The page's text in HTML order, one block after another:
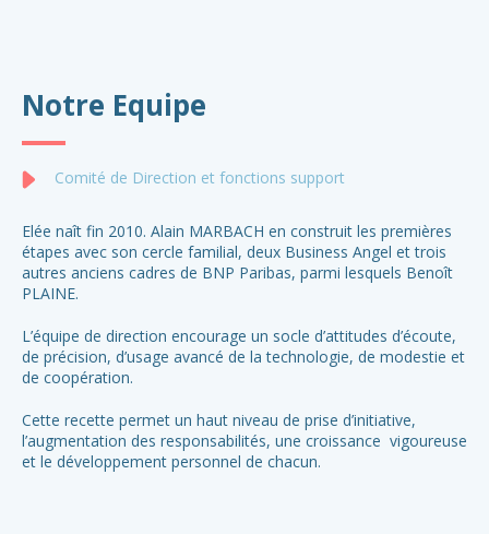
Notre Equipe
Comité de Direction et fonctions support
Elée naît fin 2010. Alain MARBACH en construit les premières
étapes avec son cercle familial, deux Business Angel et trois
autres anciens cadres de BNP Paribas, parmi lesquels Benoît
PLAINE.
L’équipe de direction encourage un socle d’attitudes d’écoute,
de précision, d’usage avancé de la technologie, de modestie et
de coopération.
Cette recette permet un haut niveau de prise d’initiative,
l’augmentation des responsabilités, une croissance vigoureuse
et le développement personnel de chacun.